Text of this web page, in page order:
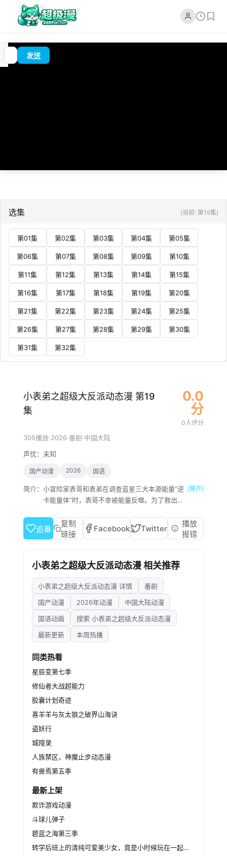
00:00
追
番
?发送
选集 (当前: 第19集)
第01集 第02集 第03集 第04集 第05集
第06集 第07集 第08集 第09集 第10集
第11集 第12集 第13集 第14集 第15集
第16集 第17集 第18集 第19集 第20集
第21集 第22集 第23集 第24集 第25集
第26集 第27集 第28集 第29集 第30集
第31集 第32集
小表弟之超级大反派动态漫 第19
集
0.0
分
0人评分
305播放·2026·番剧·中国大陆
声优： 未知
国产动漫 2026 国语
简介： 小冒险家表哥和表弟在调查蓝星三大本源能量“逆
卡能量体”时，表哥不幸被能量反噬。为了救出表
档，一同向着危机四伏的深渊地带进发。一路
上，表弟和那玛凭借着超高的智慧，想出一个个
完成了这场惊心动魄的战斗。
[展开]
追番
复制
链接
Facebook Twitter
播放
报错
小表弟之超级大反派动态漫 相关推荐
小表弟之超级大反派动态漫 详情
番剧
国产动漫
2026年动漫
中国大陆动漫
国语动画
搜索 小表弟之超级大反派动态漫
最新更新
本周热播
同类热看
星辰变第七季
修仙者大战超能力
胶囊计划奇迹
喜羊羊与灰太狼之破界山海诀
盗妖行
城隍录
人族禁区，神魔止步动态漫
有兽焉第五季
最新上架
欺诈游戏动漫
斗球儿弹子
碧蓝之海第三季
转学后班上的清纯可爱美少女，竟是小时候玩在一起的哥儿们